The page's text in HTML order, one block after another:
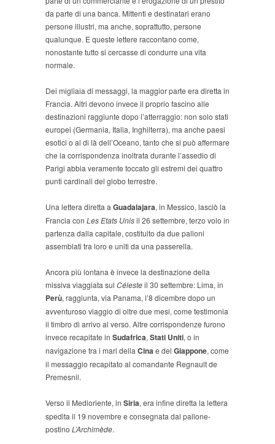
da parte di una banca. Mittenti e destinatari erano
persone illustri, ma anche, soprattutto, persone
qualunque. E queste lettere raccontano come,
nonostante tutto si cercasse di condurre una vita
normale.
Dei migliaia di messaggi, la maggior parte era diretta in
Francia. Altri devono invece il proprio fascino alle
destinazioni raggiunte dopo l’atterraggio: non solo stati
europei (Germania, Italia, Inghilterra), ma anche paesi
esotici o al di là dell’Oceano, tanto che si può affermare
che la corrispondenza inoltrata durante l’assedio di
Parigi abbia veramente toccato gli estremi dei quattro
punti cardinali del globo terrestre.
Una lettera diretta a Guadalajara, in Messico, lasciò la
Francia con Les Etats Unisil 26 settembre, terzo volo in
partenza dalla capitale, costituito da due palloni
assemblati tra loro e uniti da una passerella.
Ancora più lontana è invece la destinazione della
missiva viaggiata sul Célesteil 30 settembre: Lima, in
Perù, raggiunta, via Panama, l’8 dicembre dopo un
avventuroso viaggio di oltre due mesi, come testimonia
il timbro di arrivo al verso. Altre corrispondenze furono
invece recapitate in Sudafrica, Stati Uniti, o in
navigazione tra i mari della Cinae del Giappone, come
il messaggio recapitato al comandante Regnault de
Premesnil.
Verso il Medioriente, in Siria, era infine diretta la lettera
spedita il 19 novembre e consegnata dal pallone-
postino L’Archimède.